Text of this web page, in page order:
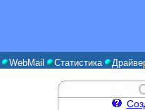
WebMail Статистика